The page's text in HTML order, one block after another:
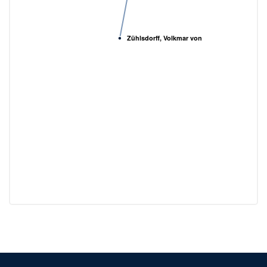
Zühlsdorff, Volkmar von